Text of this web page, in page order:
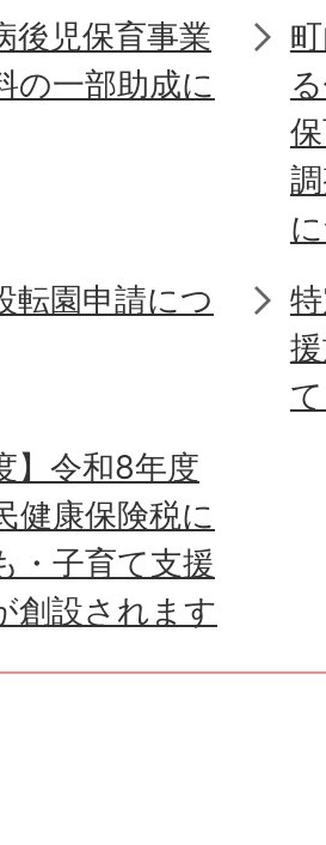
後児保育事業
の一部助成に
転園申請につ
】令和8年度
健康保険税に
・子育て支援
創設されます